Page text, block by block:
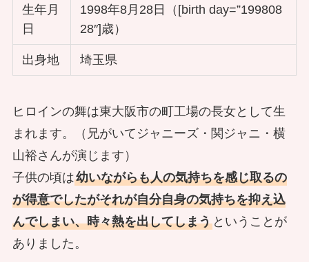
生年月
日
1998年8月28日（[birth day=”199808
28″]歳）
出身地 埼玉県
ヒロインの舞は東大阪市の町工場の長女として生
まれます。（兄がいてジャニーズ・関ジャニ・横
山裕さんが演じます）
子供の頃は幼いながらも人の気持ちを感じ取るの
が得意でしたがそれが自分自身の気持ちを抑え込
んでしまい、時々熱を出してしまうということが
ありました。